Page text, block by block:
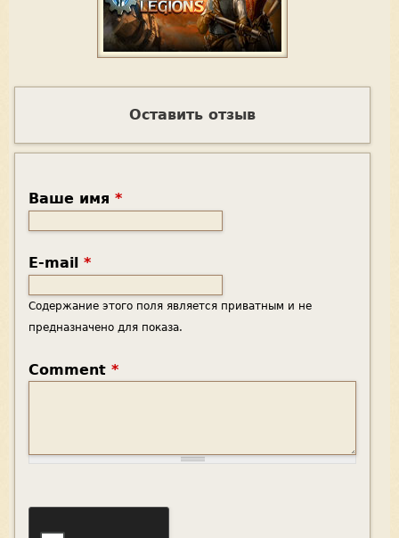
Оставить отзыв
Ваше имя *
E-mail *
Содержание этого поля является приватным и не
предназначено для показа.
Comment *